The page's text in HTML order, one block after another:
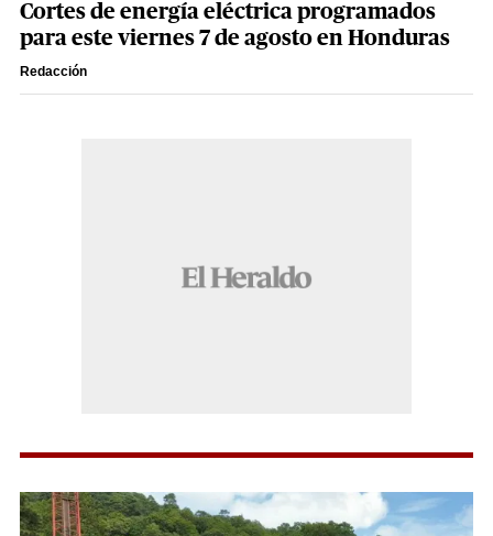
Cortes de energía eléctrica programados
para este viernes 7 de agosto en Honduras
Redacción